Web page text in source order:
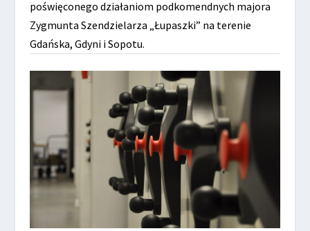
poświęconego działaniom podkomendnych majora
Zygmunta Szendzielarza „Łupaszki” na terenie
Gdańska, Gdyni i Sopotu.